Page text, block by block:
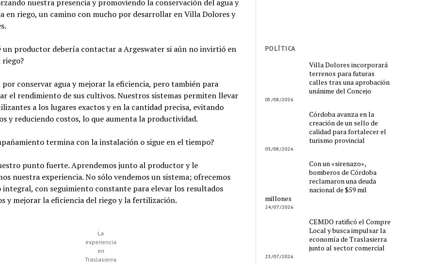
nuestra presencia y promoviendo la conservación del agua y
en riego, un camino con mucho por desarrollar en Villa Dolores y
un productor debería contactar a Argeswater si aún no invirtió en
conservar agua y mejorar la eficiencia, pero también para
el rendimiento de sus cultivos. Nuestros sistemas permiten llevar
a los lugares exactos y en la cantidad precisa, evitando
y reduciendo costos, lo que aumenta la productividad.
termina con la instalación o sigue en el tiempo?
punto fuerte. Aprendemos junto al productor y le
nuestra experiencia. No sólo vendemos un sistema; ofrecemos
integral, con seguimiento constante para elevar los resultados
y mejorar la eficiencia del riego y la fertilización.
La
experiencia
en
Traslasierra
POLÍTICA
Villa Dolores incorporará
terrenos para futuras
calles tras una aprobación
unánime del Concejo
05/08/2026
Córdoba avanza en la
creación de un sello de
calidad para fortalecer el
turismo provincial
03/08/2026
Con un «sirenazo»,
bomberos de Córdoba
reclamaron una deuda
nacional de $59 mil
millones
24/07/2026
CEMDO ratificó el Compre
Local y busca impulsar la
economía de Traslasierra
junto al sector comercial
23/07/2026